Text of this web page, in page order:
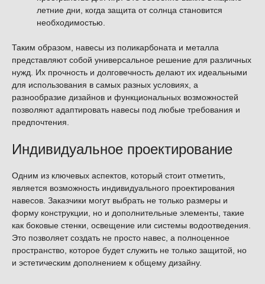
летние дни, когда защита от солнца становится
необходимостью.
Таким образом, навесы из поликарбоната и металла
представляют собой универсальное решение для различных
нужд. Их прочность и долговечность делают их идеальными
для использования в самых разных условиях, а
разнообразие дизайнов и функциональных возможностей
позволяют адаптировать навесы под любые требования и
предпочтения.
Индивидуальное проектирование
Одним из ключевых аспектов, который стоит отметить,
является возможность индивидуального проектирования
навесов. Заказчики могут выбрать не только размеры и
форму конструкции, но и дополнительные элементы, такие
как боковые стенки, освещение или системы водоотведения.
Это позволяет создать не просто навес, а полноценное
пространство, которое будет служить не только защитой, но
и эстетическим дополнением к общему дизайну.